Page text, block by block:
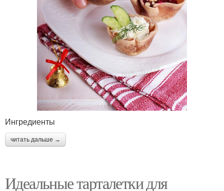
Ингредиенты
читать дальше →
Идеальные тарталетки для